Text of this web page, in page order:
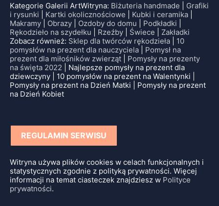
Kategorie Galerii ArtWitryna: Biżuteria handmade
Grafiki
i rysunki
Kartki okolicznościowe Kubki i ceramika
Makramy
Obrazy Ozdoby do domu Podkładki
Rękodzieło na szydełku
Rzeźby Świece
Zakładki
Zobacz również: Sklep dla twórców rękodzieła
10
pomysłów na prezent dla nauczyciela
Pomysł na
prezent dla miłośników zwierząt
Pomysły na prezenty
na święta 2022 | Najlepsze pomysły na prezent dla
dziewczyny | 10 pomysłów na prezent na Walentynki |
Pomysły na prezent na Dzień Matki | Pomysły na prezent
na Dzień Kobiet
REGULAMIN SERWISU
Witryna używa plików cookies w celach funkcjonalnych i
statystycznych zgodnie z polityką prywatności. Więcej
informacji na temat ciasteczek znajdziesz w Polityce
prywatności.